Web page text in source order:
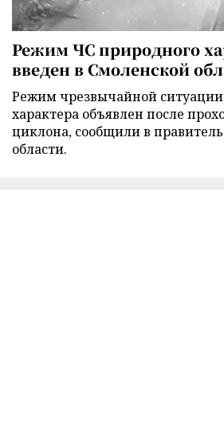
Режим ЧС природного
введен в Смоленской
Режим чрезвычайной
характера объявлен после
циклона, сообщили в
области.